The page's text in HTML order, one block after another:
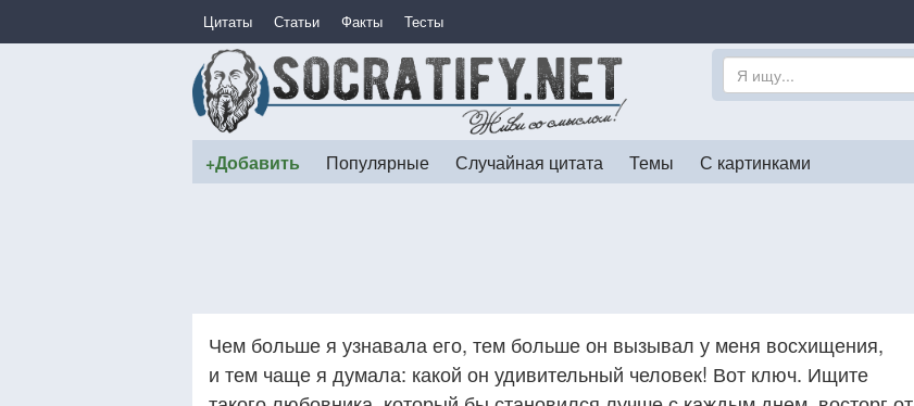
Цитаты Статьи Факты Тесты
+Добавить Популярные Случайная цитата Темы С картинками
Чем больше я узнавала его, тем больше он вызывал у меня восхищения,
и тем чаще я думала: какой он удивительный человек! Вот ключ. Ищите